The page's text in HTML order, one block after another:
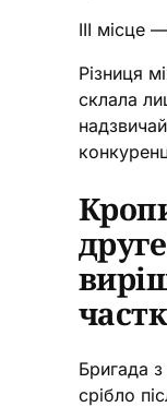
ІІІ місце
Різниця
склала
Бригада
срібло